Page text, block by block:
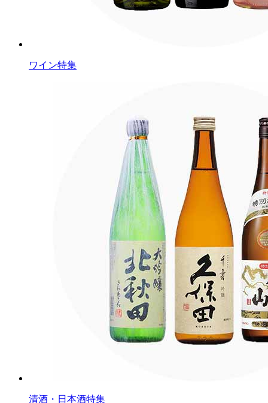
ワイン特集
清酒・日本酒特集